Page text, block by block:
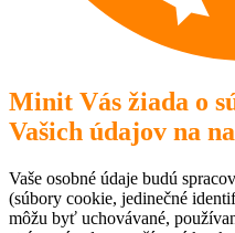
Minit Vás žiada o
Vašich údajov na
Vaše osobné údaje budú
(súbory cookie, jedinečné
môžu byť uchovávané,